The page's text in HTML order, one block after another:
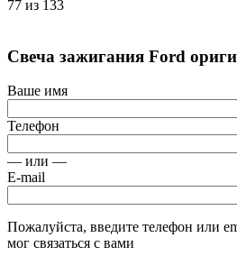
77 из 133
Свеча зажигания Ford
Ваше имя
Телефон
— или —
E-mail
Пожалуйста, введите телефон или
мог связаться с вами